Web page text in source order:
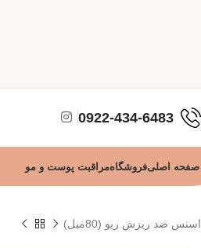
0922-434-6483
صفحه اصلیفروشگاهمراقبت پوست و مو
اسنس ضد ریزش ریو (80میل)